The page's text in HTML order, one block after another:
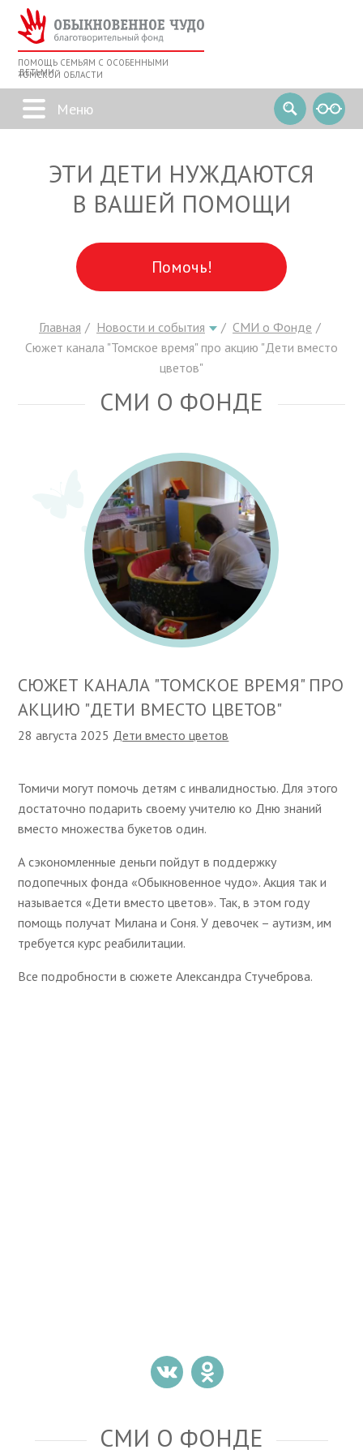
ПОМОЩЬ СЕМЬЯМ С ОСОБЕННЫМИ
ДЕТЬМИ
ТОМСКОЙ ОБЛАСТИ
ЭТИ ДЕТИ НУЖДАЮТСЯ
В ВАШЕЙ ПОМОЩИ
Помочь!
Главная Новости и события
СМИ о Фонде
Сюжет канала "Томское время" про акцию "Дети вместо
цветов"
СМИ О ФОНДЕ
СЮЖЕТ КАНАЛА "ТОМСКОЕ ВРЕМЯ" ПРО
АКЦИЮ "ДЕТИ ВМЕСТО ЦВЕТОВ"
28 августа 2025 Дети вместо цветов
Томичи могут помочь детям с инвалидностью. Для этого
достаточно подарить своему учителю ко Дню знаний
вместо множества букетов один.
А сэкономленные деньги пойдут в поддержку
подопечных фонда «Обыкновенное чудо». Акция так и
называется «Дети вместо цветов». Так, в этом году
помощь получат Милана и Соня. У девочек – аутизм, им
требуется курс реабилитации.
Все подробности в сюжете Александра Стучеброва.
СМИ О ФОНДЕ